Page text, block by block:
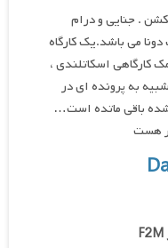
. جنایی و درام
تری مک دونا می باشد.یک کارگاه
کارگاهی اسکاتلندی ،
به پرونده ای در
حل نشده باقی ماتده است…